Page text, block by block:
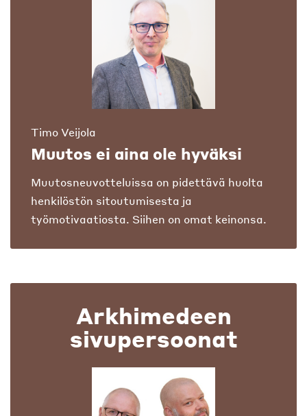
Timo Veijola
Muutos ei aina ole hyväksi
Muutosneuvotteluissa on pidettävä huolta
henkilöstön sitoutumisesta ja
työmotivaatiosta. Siihen on omat keinonsa.
Arkhimedeen
sivupersoonat